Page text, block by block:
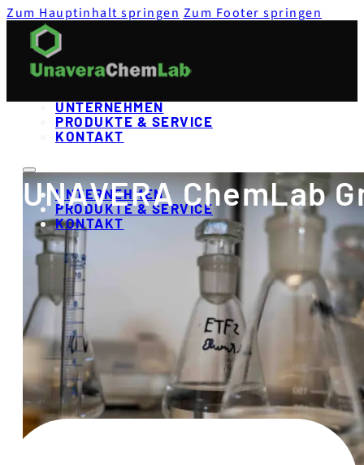
Zum Hauptinhalt springen Zum Footer springen
UNTERNEHMEN
PRODUKTE & SERVICE
KONTAKT
UNTERNEHMEN
PRODUKTE & SERVICE
KONTAKT
UNAVERA ChemLab